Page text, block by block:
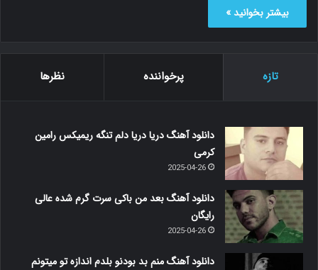
بیشتر بخوانید »
تازه پرخواننده نظرها
دانلود آهنگ دریا دریا دلم تنگه ریمیکس رامین
کرمی
2025-04-26
دانلود آهنگ بعد من باکی سرت گرم شده عالی
رایگان
2025-04-26
دانلود آهنگ منم بد بودنو بلدم اندازه تو میتونم